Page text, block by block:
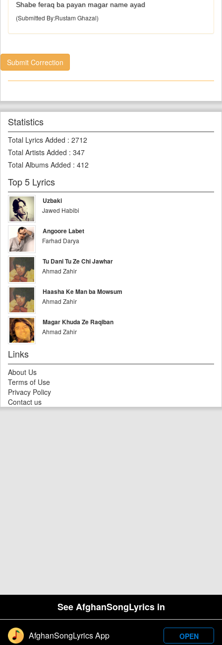
See AfghanSongLyrics in
AfghanSongLyrics App OPEN
Shabe feraq ba payan magar name ayad
(Submitted By:Rustam Ghazal)
Submit Correction
Statistics
Total Lyrics Added : 2712
Total Artists Added : 347
Total Albums Added : 412
Top 5 Lyrics
Uzbaki
Jawed Habibi
Angoore Labet
Farhad Darya
Tu Dani Tu Ze Chi Jawhar
Ahmad Zahir
Haasha Ke Man ba Mowsum
Ahmad Zahir
Magar Khuda Ze Raqiban
Ahmad Zahir
Links
About Us
Terms of Use
Privacy Policy
Contact us